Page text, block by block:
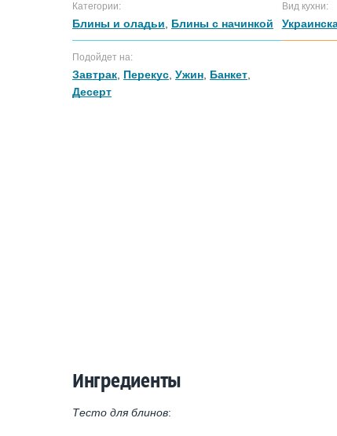
Категории:
Блины и оладьи Блины с начинкой
Вид кухни:
Подойдет на:
Завтрак Перекус Ужин Банкет
Десерт
Ингредиенты
Тесто для блинов: